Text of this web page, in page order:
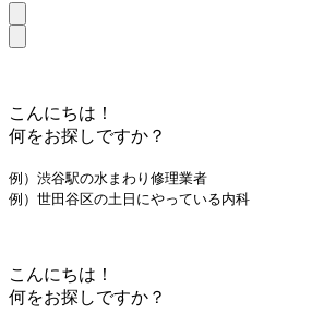
こんにちは！
何をお探しですか？
例）渋谷駅の水まわり修理業者
例）世田谷区の土日にやっている内科
こんにちは！
何をお探しですか？